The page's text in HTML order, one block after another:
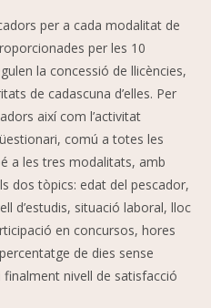
per a cada modalitat de
per les 10
la concessió de llicències,
de cadascuna d’elles. Per
així com l’activitat
comú a totes les
a les tres modalitats, amb
dos tòpics: edat del pescador,
d’estudis, situació laboral, lloc
en concursos, hores
de dies sense
nivell de satisfacció